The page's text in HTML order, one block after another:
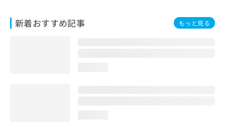
新着おすすめ記事 もっと見る
こ